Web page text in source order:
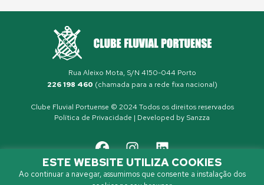
Rua Aleixo Mota, S/N 4150-044 Porto
226 198 460 (chamada para a rede fixa nacional)
Clube Fluvial Portuense © 2024 Todos os direitos reservados
Política de Privacidade | Developed by Sanzza
ESTE WEBSITE UTILIZA COOKIES
Ao continuar a navegar, assumimos que consente a instalação dos